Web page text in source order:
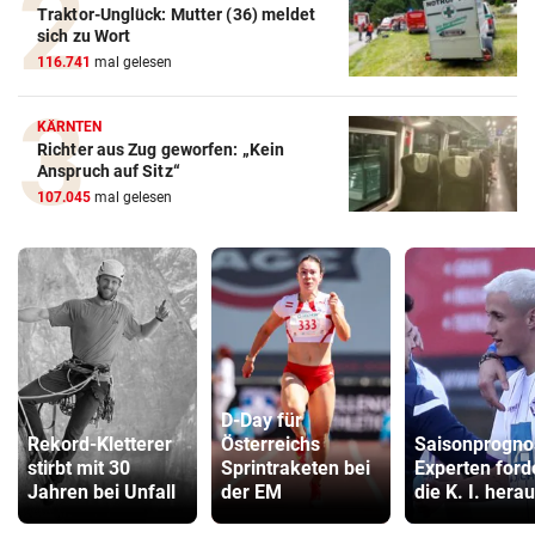
Traktor-Unglück: Mutter (36) meldet
sich zu Wort
116.741 mal gelesen
KÄRNTEN
Richter aus Zug geworfen: „Kein
Anspruch auf Sitz“
107.045 mal gelesen
Rekord-Kletterer
stirbt mit 30
Jahren bei Unfall
D-Day für
Österreichs
Sprintraketen bei
der EM
Experten
die K. I.